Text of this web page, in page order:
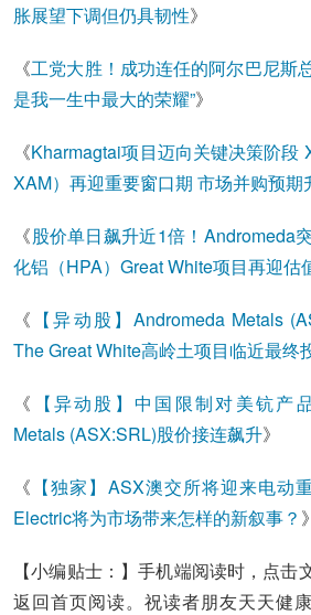
胀展望下调但仍具韧性》
《工党大胜！成功连任的阿尔巴尼斯
是我一生中最大的荣耀”》
《Kharmagtai项目迈向关键决策阶段
XAM）再迎重要窗口期 市场并购预期
《股价单日飙升近1倍！Andromeda
化铝（HPA）Great White项目再迎估
《 【异动股】Andromeda Metals
The Great White高岭土项目临近最终
《
【异动股】中国限制对美钪产
Metals (ASX:SRL)股价接连飙升》
《 【独家】ASX澳交所将迎来电动
Electric将为市场带来怎样的新叙事？ 》
【小编贴士：】手机端阅读时，点
返回首页阅读。祝读者朋友天天健